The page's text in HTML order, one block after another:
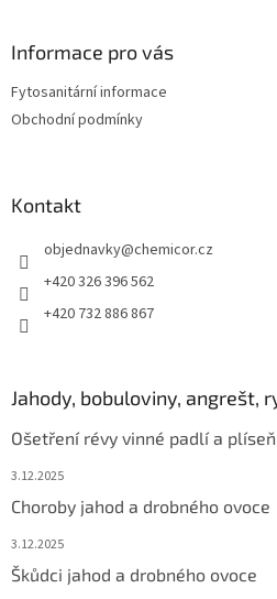
Informace pro vás
Fytosanitární informace
Obchodní podmínky
Kontakt
objednavky@chemicor.cz
+420 326 396 562
+420 732 886 867
Jahody, bobuloviny, angrešt,
Ošetření révy vinné padlí a plíseň
3.12.2025
Choroby jahod a drobného ovoce
3.12.2025
Škůdci jahod a drobného ovoce